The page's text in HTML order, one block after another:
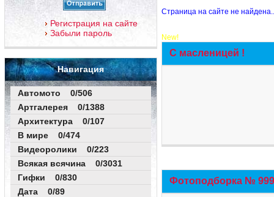
Регистрация на сайте
Забыли пароль
Навигация
Автомото 0/506
Артгалерея 0/1388
Архитектура 0/107
В мире 0/474
Видеоролики 0/223
Всякая всячина 0/3031
Гифки 0/830
Дата 0/89
Страница на сайте не
New!
С масленицей !
Фотоподборка №